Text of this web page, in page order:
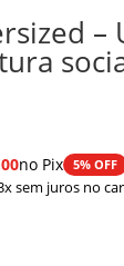
–
no Pix 5% OFF
sem juros no